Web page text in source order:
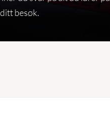
besøk.